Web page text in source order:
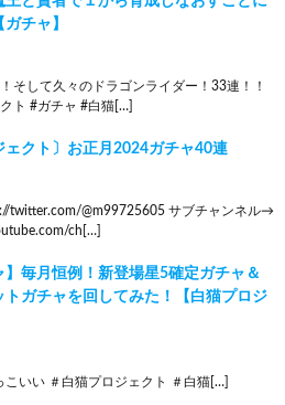
チャ】
そして久々のドラゴンライダー！33連！！
ト #ガチャ #白猫[…]
ェクト〕お正月2024ガチャ40連
twitter.com/@m99725605 サブチャンネル→
ch[…]
】毎月恒例！新登場星5確定ガチャ＆
トガチャを回してみた！【白猫プロジ
こいい ＃白猫プロジェクト ＃白猫[…]